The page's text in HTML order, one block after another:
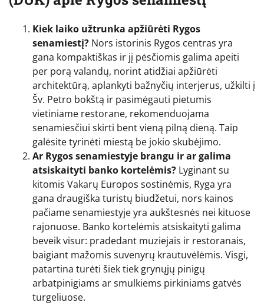
Kiek laiko užtrunka apžiūrėti Rygos
senamiestį? Nors istorinis Rygos centras yra
gana kompaktiškas ir jį pėsčiomis galima apeiti
per porą valandų, norint atidžiai apžiūrėti
architektūrą, aplankyti bažnyčių interjerus, užkilti į
Šv. Petro bokštą ir pasimėgauti pietumis
vietiniame restorane, rekomenduojama
senamiesčiui skirti bent vieną pilną dieną. Taip
galėsite tyrinėti miestą be jokio skubėjimo.
Ar Rygos senamiestyje brangu ir ar galima
atsiskaityti banko kortelėmis? Lyginant su
kitomis Vakarų Europos sostinėmis, Ryga yra
gana draugiška turistų biudžetui, nors kainos
pačiame senamiestyje yra aukštesnės nei kituose
rajonuose. Banko kortelėmis atsiskaityti galima
beveik visur: pradedant muziejais ir restoranais,
baigiant mažomis suvenyrų krautuvėlėmis. Visgi,
patartina turėti šiek tiek grynųjų pinigų
arbatpinigiams ar smulkiems pirkiniams gatvės
turgeliuose.